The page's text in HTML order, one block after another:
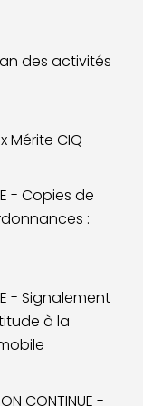
des activités
Mérite CIQ
- Copies de
:
- Signalement
à la
CONTINUE -